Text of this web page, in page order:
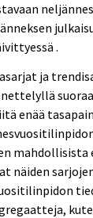
.
ja
enää
mahdollisista
näiden